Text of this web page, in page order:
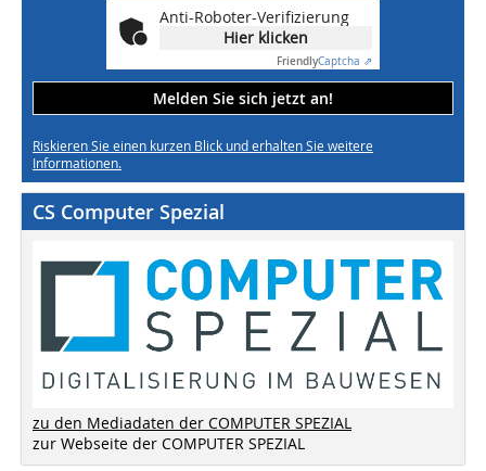
Anti-Roboter-Verifizierung
Hier klicken
FriendlyCaptcha ⇗
Melden Sie sich jetzt an!
Riskieren Sie einen kurzen Blick und erhalten Sie weitere
Informationen.
CS Computer Spezial
zu den Mediadaten der COMPUTER SPEZIAL
zur Webseite der COMPUTER SPEZIAL